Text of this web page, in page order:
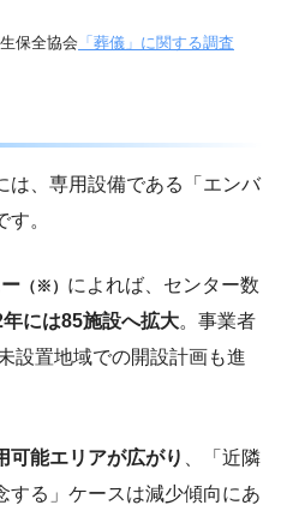
保全協会 「葬儀」に関する調査
は、専用設備である「エンバ
。
（※） によれば、センター数
には85施設へ拡大。事業者
設置地域での開設計画も進
可能エリアが広がり
、「近隣
する」ケースは減少傾向にあ